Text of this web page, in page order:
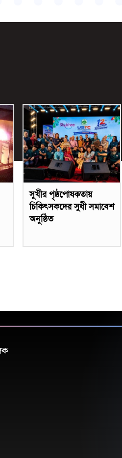
সুখীর পৃষ্ঠপোষকতায়
চিকিৎসকদের সুধী সমাবেশ
অনুষ্ঠিত